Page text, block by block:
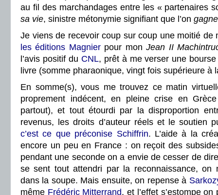
au fil des marchandages entre les « partenaires
sa vie, sinistre métonymie signifiant que l’on
Je viens de recevoir coup sur coup une moitié de
les éditions Magnierpour monJean II
l’avis positif du CNL, prêt à me verser une
livre (somme pharaonique, vingt fois supérieure à
En somme(s), vous me trouvez ce matin
proprement indécent, en pleine crise en
partout), et tout étourdi par la disproportion
revenus, les droits d’auteur réels et le soutien
c’est ce que préconise Schiffrin. L’aide à la
encore un peu en France : on reçoit des
pendant une seconde on a envie de cesser de
se sent tout attendri par la reconnaissance, on
dans la soupe. Mais ensuite, on repenseà
même Frédéric Mitterrand, et l’effet s’estompe on